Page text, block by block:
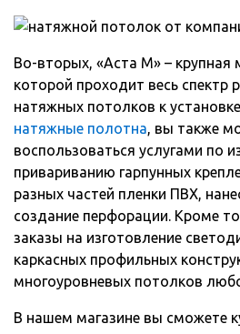
Во-вторых, «Аста М» – крупная
которой проходит весь спектр
натяжных потолков к
натяжные полотна, вы также
воспользоваться услугами по
привариванию гарпунных
разных частей пленки ПВХ,
создание перфорации. Кроме
заказы на изготовление
каркасных профильных
многоуровневых потолков
В нашем магазине вы сможете